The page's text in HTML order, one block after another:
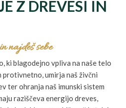
Z DREVESI IN
najdeš sebe
ki blagodejno vpliva na naše telo
umirja naš živčni
ter ohranja naš imunski sistem
raziščeva energijo dreves,